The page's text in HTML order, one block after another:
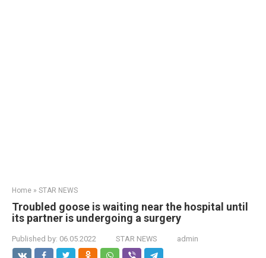
Home » STAR NEWS
Troubled goose is waiting near the hospital until
its partner is undergoing a surgery
Published by: 06.05.2022 STAR NEWS admin